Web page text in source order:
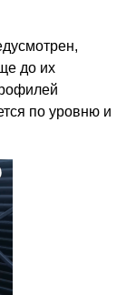
до их
по уровню и